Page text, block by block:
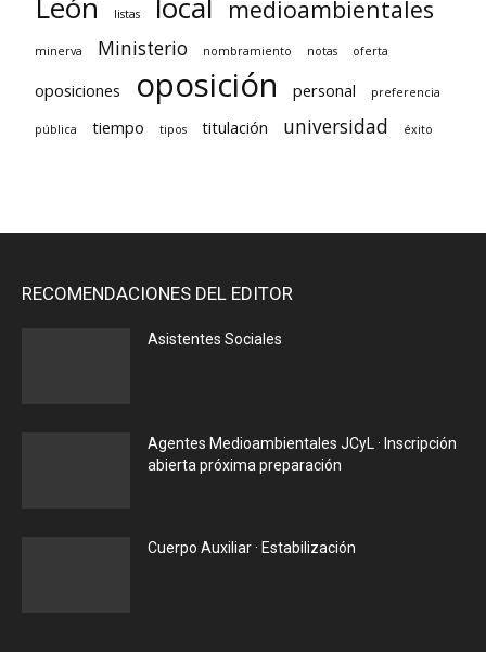
listas medioambientales
minerva Ministerio nombramiento notas oferta
oposiciones oposición personal preferencia
pública tiempo tipos titulación universidad éxito
RECOMENDACIONES DEL EDITOR
Asistentes Sociales
Agentes Medioambientales JCyL · Inscripción
abierta próxima preparación
Cuerpo Auxiliar · Estabilización